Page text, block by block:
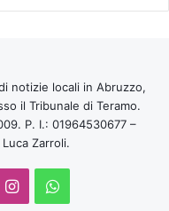
notizie locali in Abruzzo,
il Tribunale di Teramo.
P. I.: 01964530677 –
Zarroli.
InstagramWhatsApp